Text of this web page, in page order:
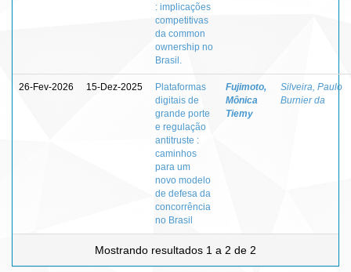
: implicações
competitivas
da common
ownership no
Brasil.
26-Fev-2026 15-Dez-2025
Plataformas
digitais de
grande porte
e regulação
antitruste :
caminhos
para um
novo modelo
de defesa da
concorrência
no Brasil
Fujimoto,
Mônica
Tiemy
Silveira, Paulo
Burnier da
Mostrando resultados 1 a 2 de 2